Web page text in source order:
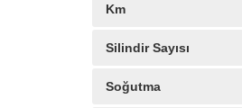
Km
Silindir Sayısı
Soğutma